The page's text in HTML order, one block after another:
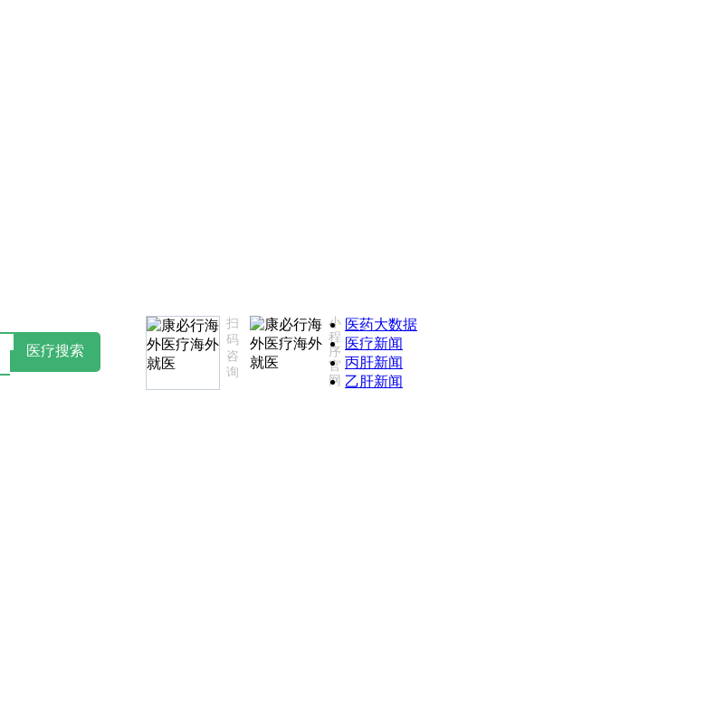
医疗搜索
扫
码
咨
询
小
程
序
官
网
医药大数据
医疗新闻
丙肝新闻
乙肝新闻